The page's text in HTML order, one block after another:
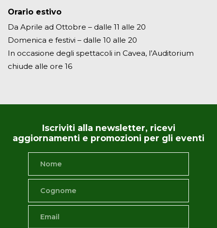
Orario estivo
Da Aprile ad Ottobre – dalle 11 alle 20
Domenica e festivi – dalle 10 alle 20
In occasione degli spettacoli in Cavea, l’Auditorium
chiude alle ore 16
Iscriviti alla newsletter, ricevi
aggiornamenti e promozioni per gli eventi